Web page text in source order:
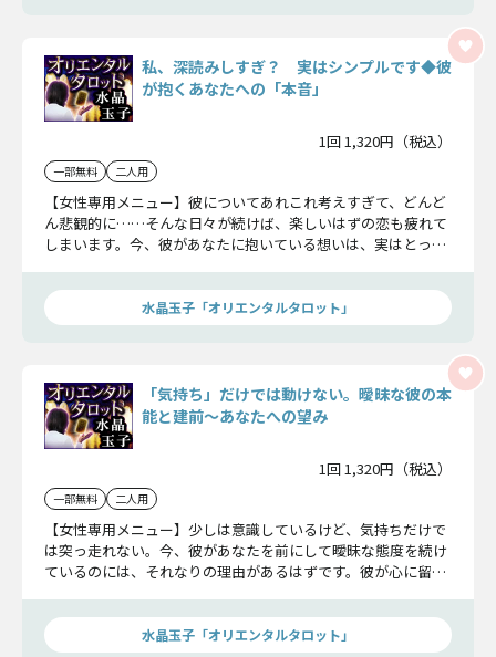
私、深読みしすぎ？ 実はシンプルです◆彼
が抱くあなたへの「本音」
1回 1,320円（税込）
一部無料 二人用
【女性専用メニュー】彼についてあれこれ考えすぎて、どんど
ん悲観的に……そんな日々が続けば、楽しいはずの恋も疲れて
しまいます。今、彼があなたに抱いている想いは、実はとって
ってみましょう。
水晶玉子「オリエンタルタロット」
「気持ち」だけでは動けない。曖昧な彼の本
能と建前〜あなたへの望み
1回 1,320円（税込）
一部無料 二人用
【女性専用メニュー】少しは意識しているけど、気持ちだけで
は突っ走れない。今、彼があなたを前にして曖昧な態度を続け
ているのには、それなりの理由があるはずです。彼が心に留め
し出します。
水晶玉子「オリエンタルタロット」